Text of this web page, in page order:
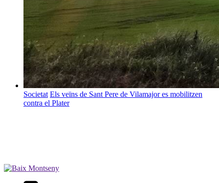
Societat Els veïns de Sant Pere de Vilamajor es mobilitzen
contra el Plater